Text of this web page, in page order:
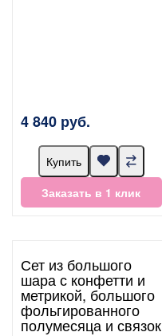
4 840 руб.
Купить
Заказать в 1 клик
Сет из большого
шара с конфетти и
метрикой, большого
фольгированного
полумесяца и связок